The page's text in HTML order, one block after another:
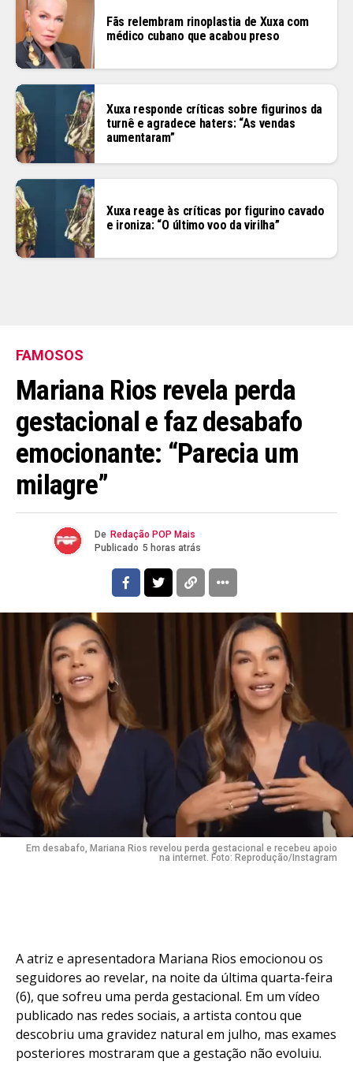
Fãs relembram rinoplastia de Xuxa com
médico cubano que acabou preso
Xuxa responde críticas sobre figurinos da
turnê e agradece haters: “As vendas
aumentaram”
Xuxa reage às críticas por figurino cavado
e ironiza: “O último voo da virilha”
FAMOSOS
Mariana Rios revela perda
gestacional e faz desabafo
emocionante: “Parecia um
milagre”
De Redação POP Mais
Publicado 5 horas atrás
Em desabafo, Mariana Rios revelou perda gestacional e recebeu apoio
na internet. Foto: Reprodução/Instagram
A atriz e apresentadora Mariana Rios emocionou os
seguidores ao revelar, na noite da última quarta-feira
(6), que sofreu uma perda gestacional. Em um vídeo
publicado nas redes sociais, a artista contou que
descobriu uma gravidez natural em julho, mas exames
posteriores mostraram que a gestação não evoluiu.